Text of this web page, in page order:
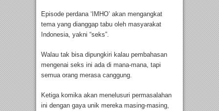
Episode perdana ‘IMHO’ akan mengangkat
tema yang dianggap tabu oleh masyarakat
Indonesia, yakni “seks”.
Walau tak bisa dipungkiri kalau pembahasan
mengenai seks ini ada di mana-mana, tapi
semua orang merasa canggung.
Ketiga komika akan menelusuri permasalahan
ini dengan gaya unik mereka masing-masing,